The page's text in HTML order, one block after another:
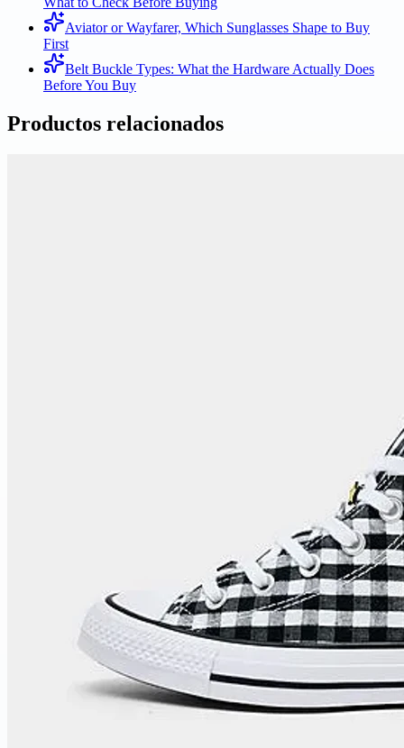
Aviator or Wayfarer, Which Sunglasses Shape to Buy
First
Belt Buckle Types: What the Hardware Actually Does
Before You Buy
Productos relacionados